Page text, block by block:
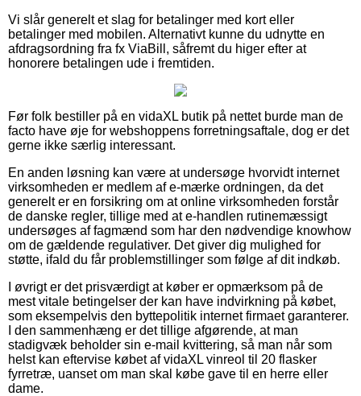
Vi slår generelt et slag for betalinger med kort eller
betalinger med mobilen. Alternativt kunne du udnytte en
afdragsordning fra fx ViaBill, såfremt du higer efter at
honorere betalingen ude i fremtiden.
Før folk bestiller på en vidaXL butik på nettet burde man de
facto have øje for webshoppens forretningsaftale, dog er det
gerne ikke særlig interessant.
En anden løsning kan være at undersøge hvorvidt internet
virksomheden er medlem af e-mærke ordningen, da det
generelt er en forsikring om at online virksomheden forstår
de danske regler, tillige med at e-handlen rutinemæssigt
undersøges af fagmænd som har den nødvendige knowhow
om de gældende regulativer. Det giver dig mulighed for
støtte, ifald du får problemstillinger som følge af dit indkøb.
I øvrigt er det prisværdigt at køber er opmærksom på de
mest vitale betingelser der kan have indvirkning på købet,
som eksempelvis den byttepolitik internet firmaet garanterer.
I den sammenhæng er det tillige afgørende, at man
stadigvæk beholder sin e-mail kvittering, så man når som
helst kan eftervise købet af vidaXL vinreol til 20 flasker
fyrretræ, uanset om man skal købe gave til en herre eller
dame.